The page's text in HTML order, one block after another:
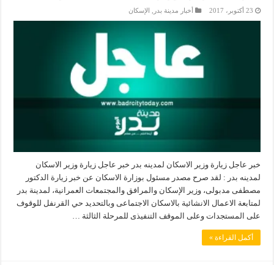
23 أكتوبر، 2017 أخبار مدينة بدر الإسكان
خبر عاجل زيارة وزير الاسكان لمدينه بدر خبر عاجل زيارة وزير الاسكان
لمدينه بدر : لقد صرح مصدر مسئول بوزارة الاسكان عن خبر زيارة الدكتور
مصطفى مدبولى، وزير الإسكان والمرافق والمجتمعات العمرانية، لمدينة بدر
لمتابعة الاعمال الانشائية بالاسكان الاجتماعى وبالتحديد حي القرنفل للوقوف
على المستجدات وعلى الموقف التنفيذى للمرحلة الثالثة …
أكمل القراءة »